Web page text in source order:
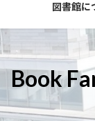
図書館に
Book